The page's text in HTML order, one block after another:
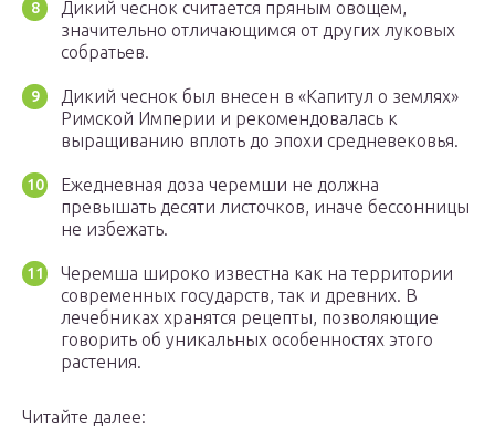
Дикий чеснок считается пряным овощем,
значительно отличающимся от других луковых
собратьев.
Дикий чеснок был внесен в «Капитул о землях»
Римской Империи и рекомендовалась к
выращиванию вплоть до эпохи средневековья.
Ежедневная доза черемши не должна
превышать десяти листочков, иначе бессонницы
не избежать.
Черемша широко известна как на территории
современных государств, так и древних. В
лечебниках хранятся рецепты, позволяющие
говорить об уникальных особенностях этого
растения.
Читайте далее: